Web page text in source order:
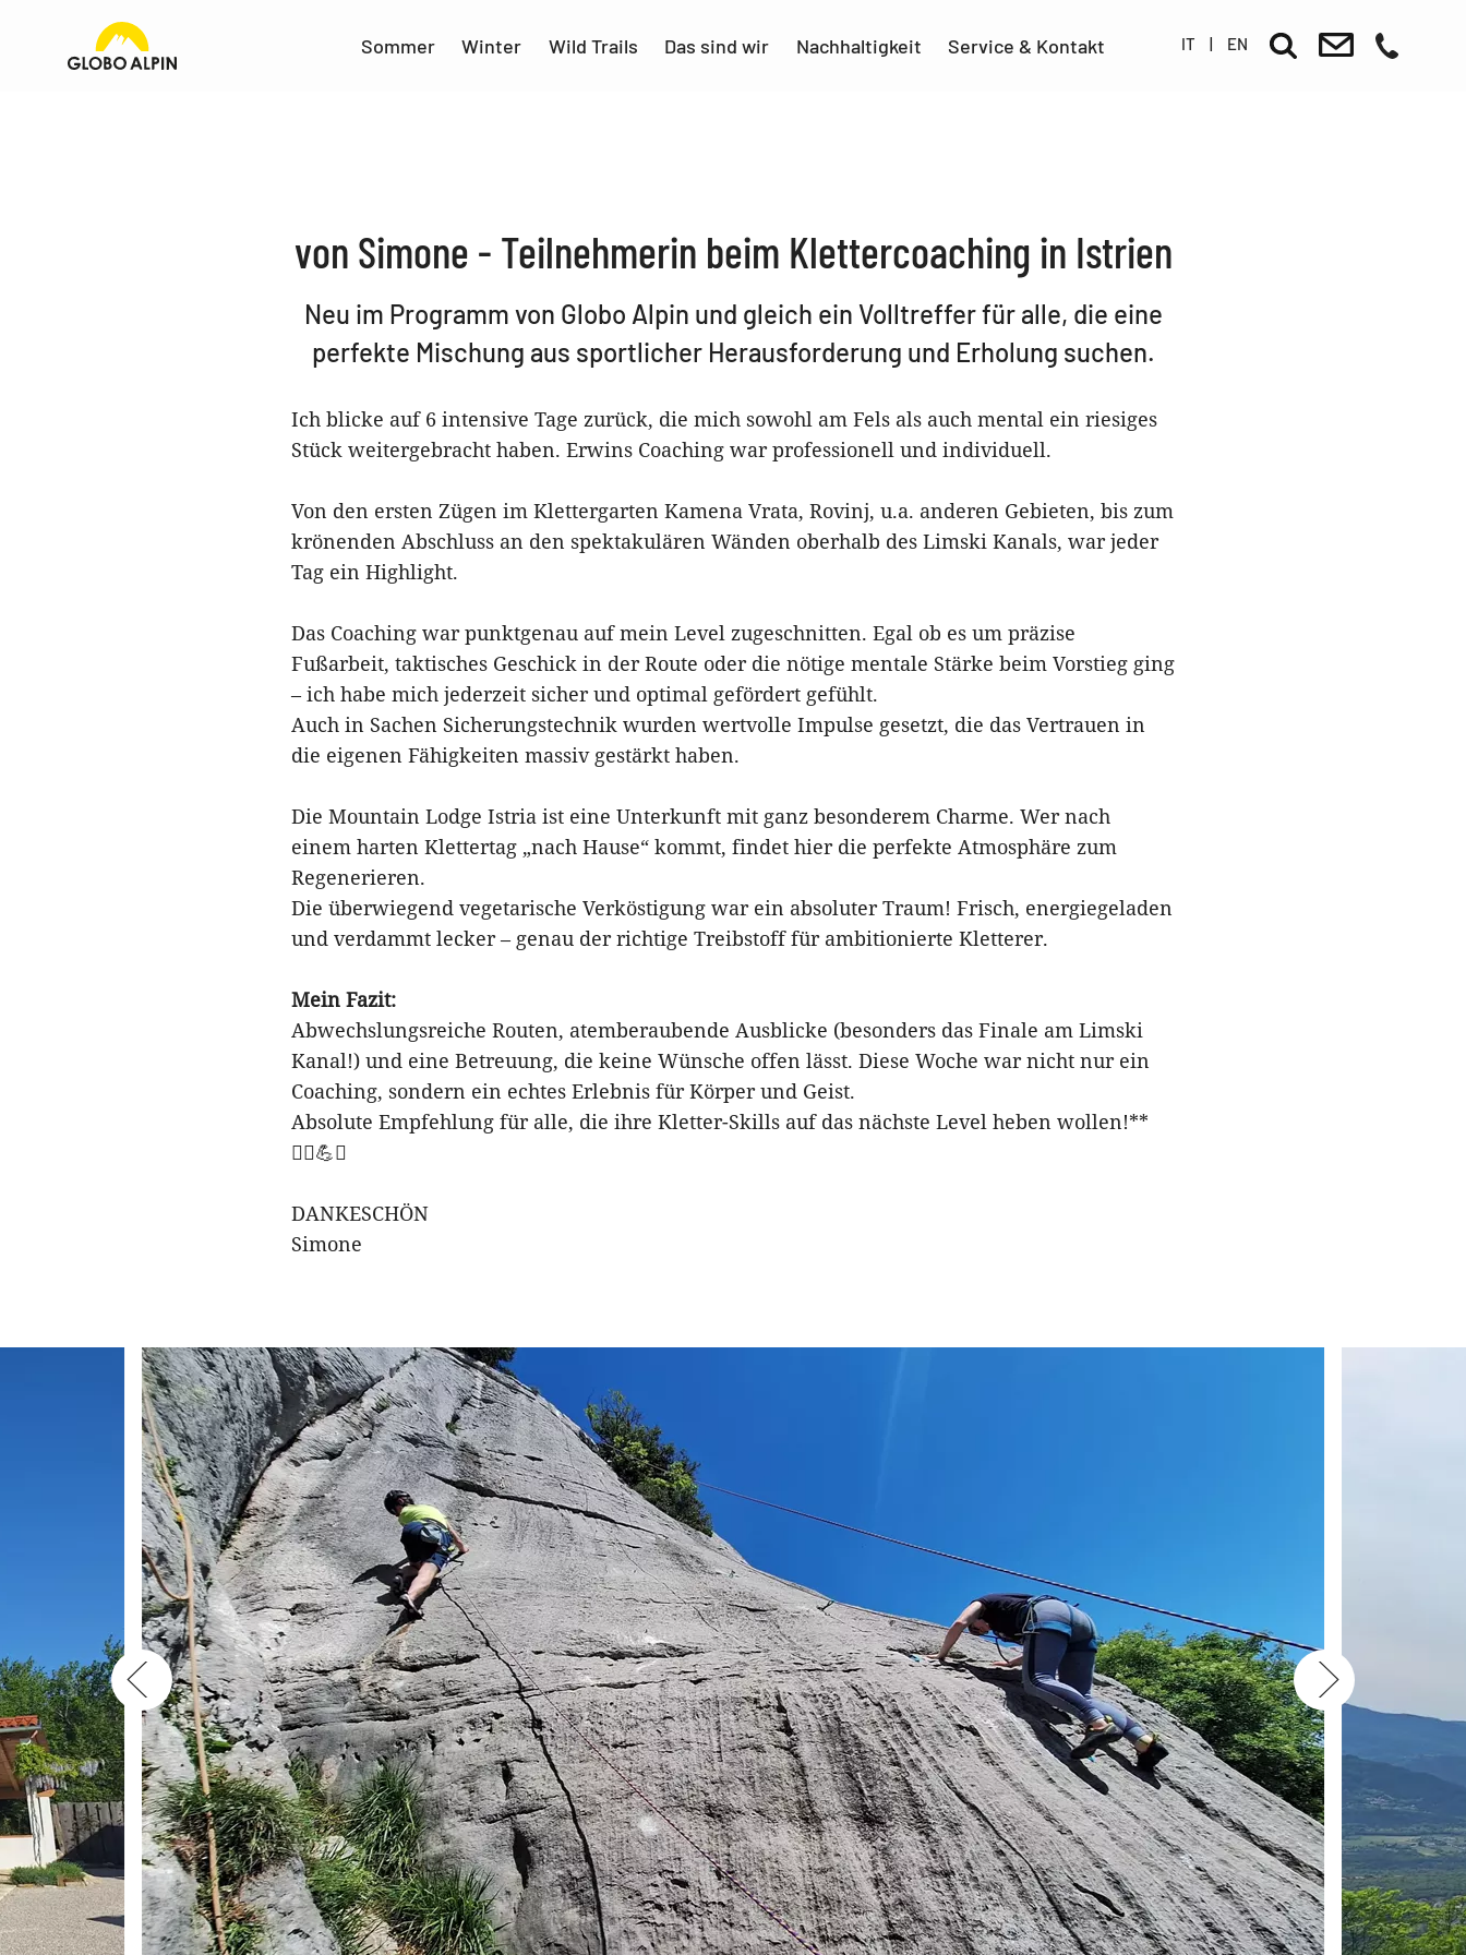
Sommer Winter Wild Trails Das sind wir Nachhaltigkeit Service & Kontakt IT | EN
von Simone - Teilnehmerin beim Klettercoaching in Istrien
Neu im Programm von Globo Alpin und gleich ein Volltreffer für alle, die eine
perfekte Mischung aus sportlicher Herausforderung und Erholung suchen.
Ich blicke auf 6 intensive Tage zurück, die mich sowohl am Fels als auch mental ein riesiges
Stück weitergebracht haben. Erwins Coaching war professionell und individuell.
Von den ersten Zügen im Klettergarten Kamena Vrata, Rovinj, u.a. anderen Gebieten, bis zum
krönenden Abschluss an den spektakulären Wänden oberhalb des Limski Kanals, war jeder
Tag ein Highlight.
Das Coaching war punktgenau auf mein Level zugeschnitten. Egal ob es um präzise
Fußarbeit, taktisches Geschick in der Route oder die nötige mentale Stärke beim Vorstieg ging
– ich habe mich jederzeit sicher und optimal gefördert gefühlt.
Auch in Sachen Sicherungstechnik wurden wertvolle Impulse gesetzt, die das Vertrauen in
die eigenen Fähigkeiten massiv gestärkt haben.
Die Mountain Lodge Istria ist eine Unterkunft mit ganz besonderem Charme. Wer nach
einem harten Klettertag „nach Hause“ kommt, findet hier die perfekte Atmosphäre zum
Regenerieren.
Die überwiegend vegetarische Verköstigung war ein absoluter Traum! Frisch, energiegeladen
und verdammt lecker – genau der richtige Treibstoff für ambitionierte Kletterer.
Mein Fazit:
Abwechslungsreiche Routen, atemberaubende Ausblicke (besonders das Finale am Limski
Kanal!) und eine Betreuung, die keine Wünsche offen lässt. Diese Woche war nicht nur ein
Coaching, sondern ein echtes Erlebnis für Körper und Geist.
Absolute Empfehlung für alle, die ihre Kletter-Skills auf das nächste Level heben wollen!**
🧗‍♂️💪✨
DANKESCHÖN
Simone